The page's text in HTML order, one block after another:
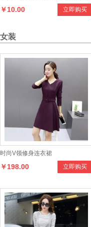
胚素色纯色装修软包布艺批发现货
立即购买
￥10.00
女装
时尚V领修身连衣裙
立即购买
￥198.00